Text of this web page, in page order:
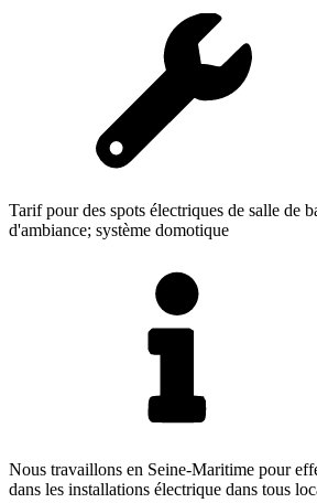
Tarif pour des spots électriques de salle de
d'ambiance; système domotique
Nous travaillons en Seine-Maritime pour
dans les installations électrique dans tous